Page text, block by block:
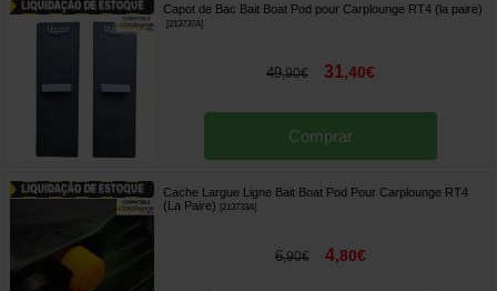
Capot de Bac Bait Boat Pod pour Carplounge RT4 (la paire)
213737A]
49,90€ 31,40€
Comprar
Cache Largue Ligne Bait Boat Pod Pour Carplounge RT4
(La Paire)
213733A]
6,90€ 4,80€